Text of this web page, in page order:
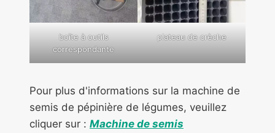
boîte à outils
correspondante
plateau de crèche
Pour plus d'informations sur la machine de
semis de pépinière de légumes, veuillez
cliquer sur : Machine de semis